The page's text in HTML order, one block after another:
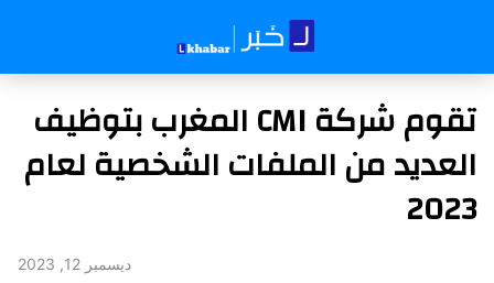
تقوم شركة CMI المغرب بتوظيف
العديد من الملفات الشخصية لعام
2023
ديسمبر 12, 2023